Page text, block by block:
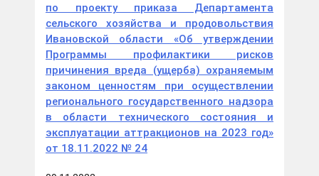
по проекту приказа Департамента
сельского хозяйства и продовольствия
Ивановской области «Об утверждении
Программы профилактики рисков
причинения вреда (ущерба) охраняемым
законом ценностям при осуществлении
регионального государственного надзора
в области технического состояния и
эксплуатации аттракционов на 2023 год»
от 18.11.2022 № 24